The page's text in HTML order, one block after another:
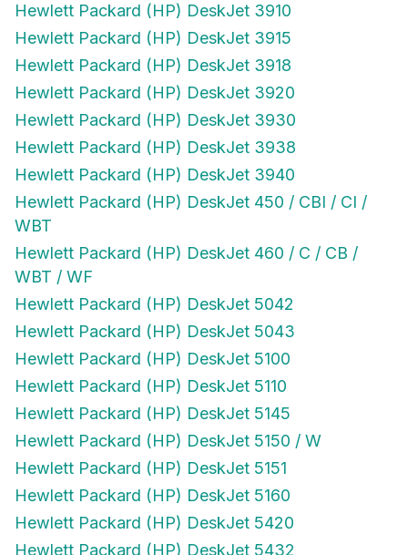
Hewlett Packard (HP) DeskJet 3910
Hewlett Packard (HP) DeskJet 3915
Hewlett Packard (HP) DeskJet 3918
Hewlett Packard (HP) DeskJet 3920
Hewlett Packard (HP) DeskJet 3930
Hewlett Packard (HP) DeskJet 3938
Hewlett Packard (HP) DeskJet 3940
Hewlett Packard (HP) DeskJet 450 / CBI / CI /
WBT
Hewlett Packard (HP) DeskJet 460 / C / CB /
WBT / WF
Hewlett Packard (HP) DeskJet 5042
Hewlett Packard (HP) DeskJet 5043
Hewlett Packard (HP) DeskJet 5100
Hewlett Packard (HP) DeskJet 5110
Hewlett Packard (HP) DeskJet 5145
Hewlett Packard (HP) DeskJet 5150 / W
Hewlett Packard (HP) DeskJet 5151
Hewlett Packard (HP) DeskJet 5160
Hewlett Packard (HP) DeskJet 5420
Hewlett Packard (HP) DeskJet 5432